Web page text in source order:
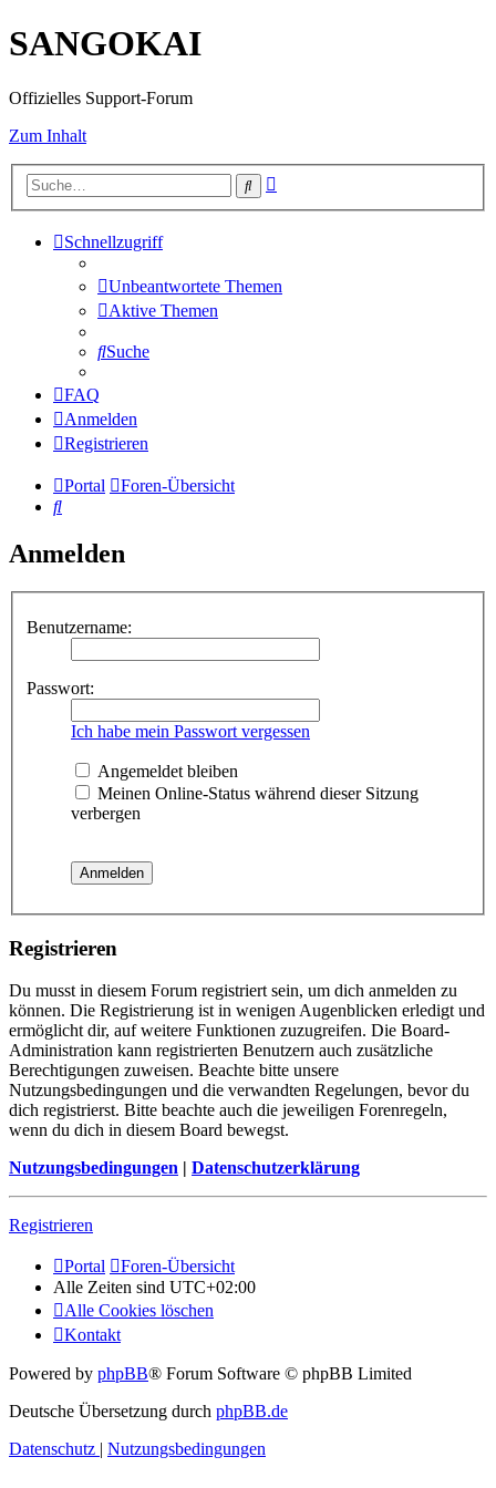
SANGOKAI
Offizielles Support-Forum
Zum Inhalt
Suche
Schnellzugriff
Unbeantwortete Themen
Aktive Themen
Suche
FAQ
Anmelden
Registrieren
Portal
Foren-Übersicht
Suche
Anmelden
Benutzername:
Passwort:
Ich habe mein Passwort vergessen
Angemeldet bleiben
Meinen Online-Status während dieser Sitzung
verbergen
Registrieren
Du musst in diesem Forum registriert sein, um dich anmelden zu
können. Die Registrierung ist in wenigen Augenblicken erledigt und
ermöglicht dir, auf weitere Funktionen zuzugreifen. Die Board-
Administration kann registrierten Benutzern auch zusätzliche
Berechtigungen zuweisen. Beachte bitte unsere
Nutzungsbedingungen und die verwandten Regelungen, bevor du
dich registrierst. Bitte beachte auch die jeweiligen Forenregeln,
wenn du dich in diesem Board bewegst.
Nutzungsbedingungen | Datenschutzerklärung
Registrieren
Portal
Foren-Übersicht
Alle Zeiten sind UTC+02:00
Alle Cookies löschen
Kontakt
Powered by phpBB® Forum Software © phpBB Limited
Deutsche Übersetzung durch phpBB.de
Datenschutz | Nutzungsbedingungen